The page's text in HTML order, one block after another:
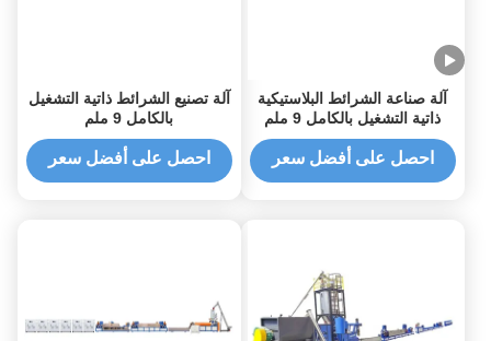
آلة صناعة الشرائط البلاستيكية
ذاتية التشغيل بالكامل 9 ملم
بمسمار واحد
احصل على أفضل سعر
آلة تصنيع الشرائط ذاتية التشغيل
بالكامل 9 ملم
احصل على أفضل سعر